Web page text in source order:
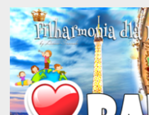
13
kwi